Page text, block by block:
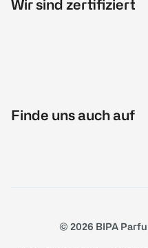
Wir sind zertifiziert
Finde uns auch auf
© 2026 BIPA